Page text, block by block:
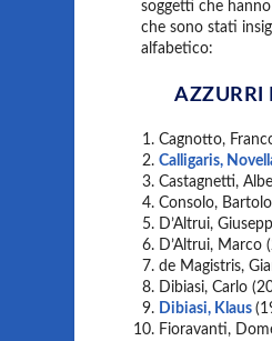
soggetti che
che sono stati
alfabetico:
AZZURRI
Cagnotto,
Calligaris,
Castagnetti,
Consolo,
D’Altrui,
D’Altrui, Marco
de Magistris,
Dibiasi, Carlo
Dibiasi, Klaus
Fioravanti,